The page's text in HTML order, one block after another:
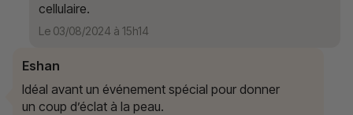
cellulaire.
Le 03/08/2024 à 15h14
Eshan
Idéal avant un événement spécial pour donner
un coup d’éclat à la peau.